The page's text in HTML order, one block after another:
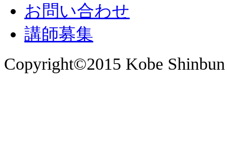
お問い合わせ
講師募集
Copyright©2015 Kobe